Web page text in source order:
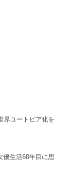
界ユートピア化を
生活60年目に思